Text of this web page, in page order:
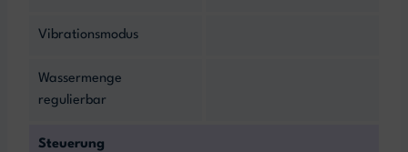
Vibrationsmodus
Wassermenge
regulierbar
Steuerung